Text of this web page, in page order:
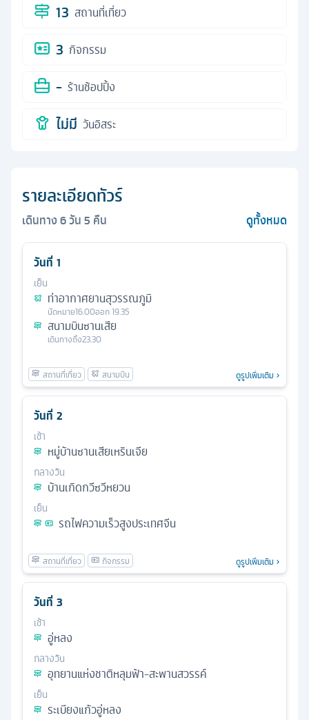
13 สถานที่เที่ยว
3 กิจกรรม
- ร้านช้อปปิ้ง
ไม่มี วันอิสระ
รายละเอียดทัวร์
เดินทาง6วัน5 คืน ดูทั้งหมด
วันที่ 1
เย็น
ท่าอากาศยานสุวรรณภูมิ
นัดหมาย16.00ออก19.35
สนามบินซานเสีย
เดินทางถึง23.30
ดูรูปเพิ่มเติม
วันที่ 2
เช้า
หมู่บ้านซานเสียเหรินเจีย
กลางวัน
บ้านเกิดกวีซวีหยวน
เย็น
รถไฟความเร็วสูงประเทศจีน
ดูรูปเพิ่มเติม
วันที่ 3
เช้า
อู่หลง
กลางวัน
อุทยานแห่งชาติหลุมฟ้า-สะพานสวรรค์
เย็น
ระเบียงแก้วอู่หลง